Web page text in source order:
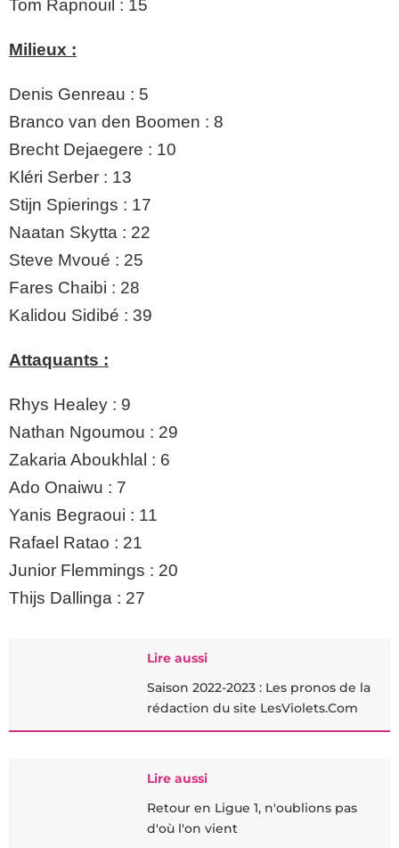
Tom Rapnouil : 15
Milieux :
Denis Genreau : 5
Branco van den Boomen : 8
Brecht Dejaegere : 10
Kléri Serber : 13
Stijn Spierings : 17
Naatan Skytta : 22
Steve Mvoué : 25
Fares Chaibi : 28
Kalidou Sidibé : 39
Attaquants :
Rhys Healey : 9
Nathan Ngoumou : 29
Zakaria Aboukhlal : 6
Ado Onaiwu : 7
Yanis Begraoui : 11
Rafael Ratao : 21
Junior Flemmings : 20
Thijs Dallinga : 27
Lire aussi
Saison 2022-2023 : Les pronos de la
rédaction du site LesViolets.Com
Lire aussi
Retour en Ligue 1, n'oublions pas
d'où l'on vient